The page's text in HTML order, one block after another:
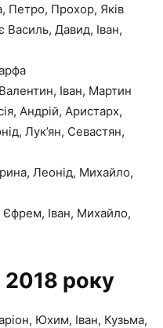
Петро, Прохор, Яків
Василь, Давид, Іван,
Іван, Мартин
Андрій, Аристарх,
Лук’ян, Севастян,
Леонід, Михайло,
Єфрем, Іван, Михайло,
2018 року
Юхим, Іван, Кузьма,